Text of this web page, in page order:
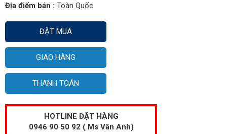
Địa điểm bán : Toàn Quốc
ĐẶT MUA
GIAO HÀNG
THANH TOÁN
HOTLINE ĐẶT HÀNG
0946 90 50 92 ( Ms Vân Anh)